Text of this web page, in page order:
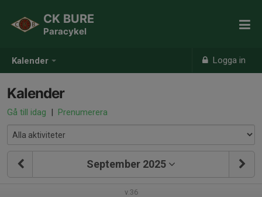
Kalender Logga in
CK BURE
Paracykel
Kalender
Gå till idag | Prenumerera
September 2025
v.36